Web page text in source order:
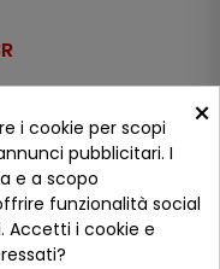
×
i cookie per scopi
pubblicitari. I
e a scopo
funzionalità social
Accetti i cookie e